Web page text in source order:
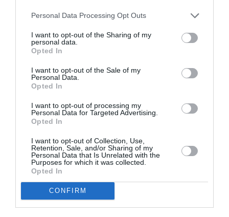
Personal Data Processing Opt Outs
I want to opt-out of the Sharing of my
personal data.
Opted In
I want to opt-out of the Sale of my
Personal Data.
Opted In
I want to opt-out of processing my
Personal Data for Targeted Advertising.
Opted In
I want to opt-out of Collection, Use,
Retention, Sale, and/or Sharing of my
Personal Data that Is Unrelated with the
Purposes for which it was collected.
Opted In
CONFIRM
passagers car la façon dont les
installés à bord nous faisait sortir
17 h 19 min
Le centrage est bel est bien la bonne raison.
déplacement de quelques passagers qui changera
grand chose (sauf sur les petits appareils).